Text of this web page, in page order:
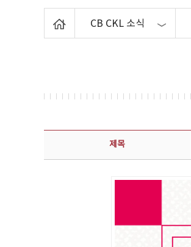
CB CKL 소식
콘텐츠이슈 상세보기 - 제목, 담당부서, 담당자, 담당연락처, 내용, 첨부파일 정보 제공
제목